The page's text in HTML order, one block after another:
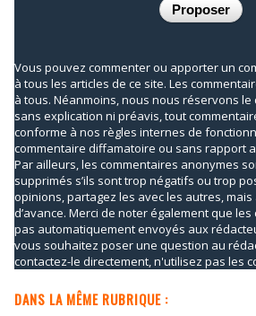
Vous pouvez commenter ou apporter un
à tous les articles de ce site. Les
à tous. Néanmoins, nous nous réservons le
sans explication ni préavis, tout
conforme à nos règles internes de
commentaire diffamatoire ou sans rapport
Par ailleurs, les commentaires anonymes
supprimés s’ils sont trop négatifs ou trop
opinions, partagez les avec les autres, mais
d’avance. Merci de noter également que
pas automatiquement envoyés aux
vous souhaitez poser une question au
contactez-le directement, n'utilisez pas les
DANS LA MÊME RUBRIQUE :